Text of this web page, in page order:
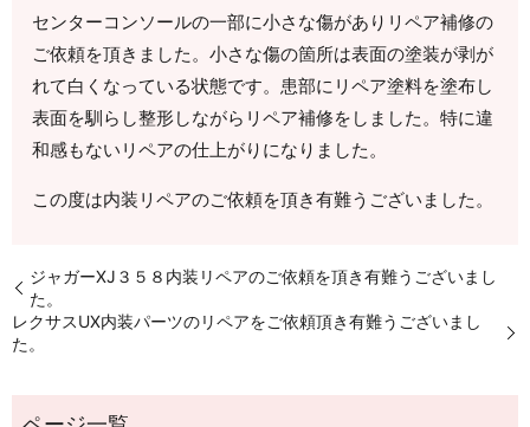
センターコンソールの一部に小さな傷がありリペア補修の
ご依頼を頂きました。小さな傷の箇所は表面の塗装が剥が
れて白くなっている状態です。患部にリペア塗料を塗布し
表面を馴らし整形しながらリペア補修をしました。特に違
和感もないリペアの仕上がりになりました。
この度は内装リペアのご依頼を頂き有難うございました。
ジャガーXJ３５８内装リペアのご依頼を頂き有難うございまし
た。
レクサスUX内装パーツのリペアをご依頼頂き有難うございまし
た。